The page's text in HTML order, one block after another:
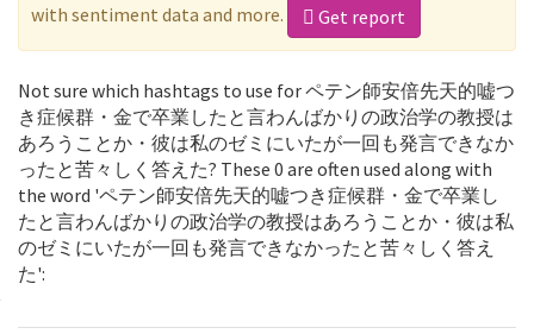
with sentiment data and more.
Get report
Not sure which hashtags to use for ペテン師安倍先天的嘘つ
き症候群・金で卒業したと言わんばかりの政治学の教授は
あろうことか・彼は私のゼミにいたが一回も発言できなか
ったと苦々しく答えた? These 0 are often used along with
the word 'ペテン師安倍先天的嘘つき症候群・金で卒業し
たと言わんばかりの政治学の教授はあろうことか・彼は私
のゼミにいたが一回も発言できなかったと苦々しく答え
た':